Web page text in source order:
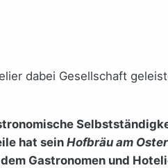
dabei Gesellschaft
hat sein Hofbräu am
Gastronomen und